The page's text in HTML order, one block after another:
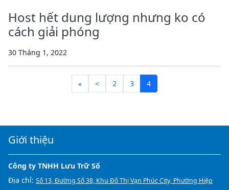
Host hết dung lượng nhưng ko có
cách giải phóng
30 Tháng 1, 2022
« < 2 3 4
Giới thiệu
Công ty TNHH Lưu Trữ Số
Địa chỉ: Số 13, Đường Số 38, Khu Đô Thị Vạn Phúc City, Phường Hiệp